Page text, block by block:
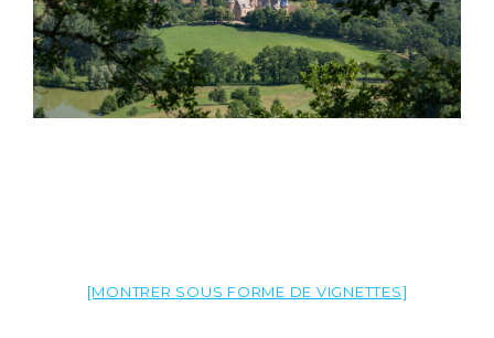
[MONTRER SOUS FORME DE VIGNETTES]